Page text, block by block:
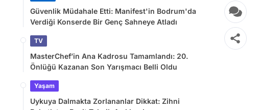
Güvenlik Müdahale Etti: Manifest'in Bodrum'da
Verdiği Konserde Bir Genç Sahneye Atladı
TV
MasterChef’in Ana Kadrosu Tamamlandı: 20.
Önlüğü Kazanan Son Yarışmacı Belli Oldu
Yaşam
Uykuya Dalmakta Zorlananlar Dikkat: Zihni